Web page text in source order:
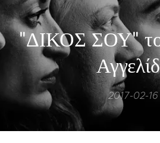
"ΔΙΚΟΣ ΣΟΥ"
2017-02-16